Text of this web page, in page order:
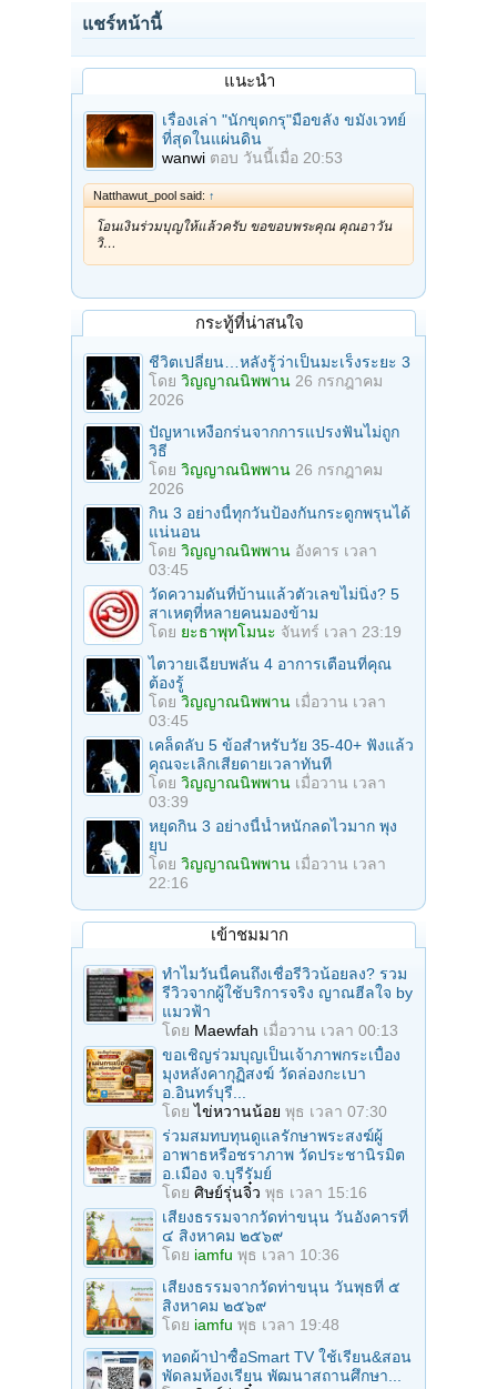
แชร์หน้านี้
แนะนำ
เรื่องเล่า "นักขุดกรุ"มือขลัง ขมังเวทย์
ที่สุดในแผ่นดิน
wanwi ตอบ วันนี้เมื่อ 20:53
Natthawut_pool said: ↑
โอนเงินร่วมบุญให้แล้วครับ ขอขอบพระคุณ คุณอาวัน
วิ…
กระทู้ที่น่าสนใจ
ชีวิตเปลี่ยน…หลังรู้ว่าเป็นมะเร็งระยะ 3
โดย วิญญาณนิพพาน 26 กรกฎาคม
2026
ปัญหาเหงือกร่นจากการแปรงฟันไม่ถูก
วิธี
โดย วิญญาณนิพพาน 26 กรกฎาคม
2026
กิน 3 อย่างนี้ทุกวันป้องกันกระดูกพรุนได้
แน่นอน
โดย วิญญาณนิพพาน อังคาร เวลา
03:45
วัดความดันที่บ้านแล้วตัวเลขไม่นิ่ง? 5
สาเหตุที่หลายคนมองข้าม
โดย ยะธาพุทโมนะ จันทร์ เวลา 23:19
ไตวายเฉียบพลัน 4 อาการเตือนที่คุณ
ต้องรู้
โดย วิญญาณนิพพาน เมื่อวาน เวลา
03:45
เคล็ดลับ 5 ข้อสำหรับวัย 35-40+ ฟังแล้ว
คุณจะเลิกเสียดายเวลาทันที
โดย วิญญาณนิพพาน เมื่อวาน เวลา
03:39
หยุดกิน 3 อย่างนี้น้ำหนักลดไวมาก พุง
ยุบ
โดย วิญญาณนิพพาน เมื่อวาน เวลา
22:16
เข้าชมมาก
ทำไมวันนี้คนถึงเชื่อรีวิวน้อยลง? รวม
รีวิวจากผู้ใช้บริการจริง ญาณฮีลใจ by
แมวฟ้า
โดย Maewfah เมื่อวาน เวลา 00:13
ขอเชิญร่วมบุญเป็นเจ้าภาพกระเบื้อง
มุงหลังคากุฏิสงฆ์ วัดล่องกะเบา
อ.อินทร์บุรี...
โดยไข่หวานน้อย พุธ เวลา 07:30
ร่วมสมทบทุนดูแลรักษาพระสงฆ์ผู้
อาพาธหรือชราภาพ วัดประชานิรมิต
อ.เมือง จ.บุรีรัมย์
โดย ศิษย์รุ่นจิ๋ว พุธ เวลา 15:16
เสียงธรรมจากวัดท่าขนุน วันอังคารที่
๔ สิงหาคม ๒๕๖๙
โดย iamfu พุธ เวลา 10:36
เสียงธรรมจากวัดท่าขนุน วันพุธที่ ๕
สิงหาคม ๒๕๖๙
โดย iamfu พุธ เวลา 19:48
ทอดผ้าป่าซื้อSmart TV ใช้เรียน&สอน
พัดลมห้องเรียน พัฒนาสถานศึกษา...